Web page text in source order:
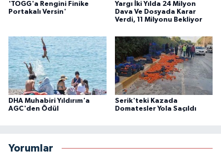
'TOGG'a Rengini Finike
Portakalı Versin'
Yargı İki Yılda 24 Milyon
Dava Ve Dosyada Karar
Verdi, 11 Milyonu Bekliyor
DHA Muhabiri Yıldırım'a
AGC'den Ödül
Serik'teki Kazada
Domatesler Yola Saçıldı
Yorumlar